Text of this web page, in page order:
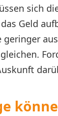
sich
Geld
geringer